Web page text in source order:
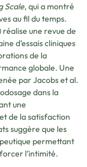
Scale, qui a montré
au fil du temps.
une revue de
d’essais cliniques
de la
globale. Une
par Jacobs et al.
dans la
une
de la satisfaction
suggère que les
permettant
l’intimité.